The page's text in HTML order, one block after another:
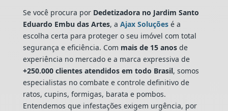
Se você procura por Dedetizadora no Jardim Santo
Eduardo Embu das Artes, a Ajax Soluçõesé a
escolha certa para proteger o seu imóvel com total
segurança e eficiência. Com mais de 15 anosde
experiência no mercado e a marca expressiva de
+250.000 clientes atendidos em todo Brasil, somos
especialistas no combate e controle definitivo de
ratos, cupins, formigas, barata e pombos.
Entendemos que infestações exigem urgência, por